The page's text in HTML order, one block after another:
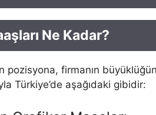
Ne Kadar?
pozisyona, firmanın
Türkiye’de aşağıdaki gibidir: